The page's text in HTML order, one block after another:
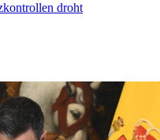
droht